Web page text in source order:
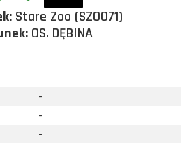
Stare Zoo (SZOO71)
OS. DĘBINA
-
-
-